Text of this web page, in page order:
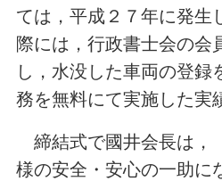
ては，平成２７年に発生
際には，行政書士会の会
し，水没した車両の登録
務を無料にて実施した実
締結式で國井会長は，
様の安全・安心の一助に